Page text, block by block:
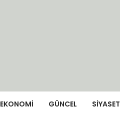
EKONOMİ GÜNCEL SIYASET